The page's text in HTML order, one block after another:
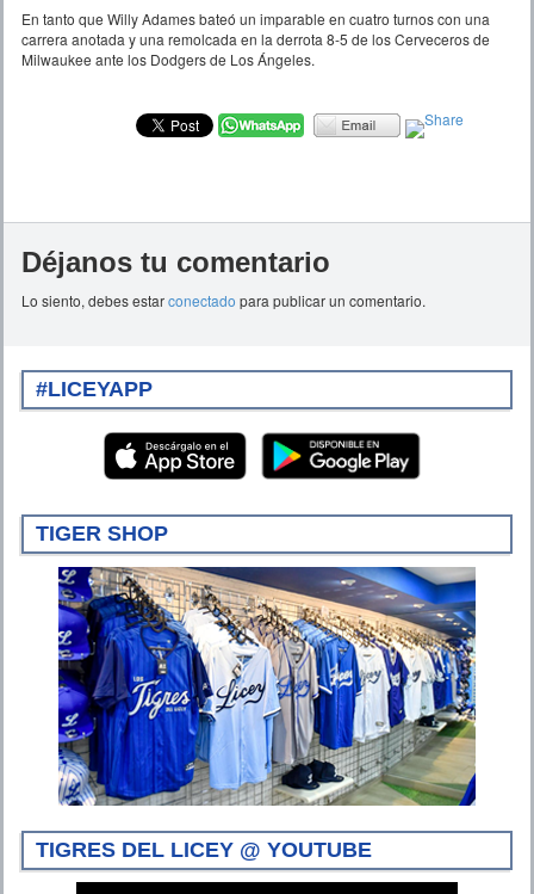
En tanto que Willy Adames bateó un imparable en cuatro turnos con una
carrera anotada y una remolcada en la derrota 8-5 de los Cerveceros de
Milwaukee ante los Dodgers de Los Ángeles.
Déjanos tu comentario
Lo siento, debes estarconectado para publicar un comentario.
#LICEYAPP
TIGER SHOP
TIGRES DEL LICEY @ YOUTUBE